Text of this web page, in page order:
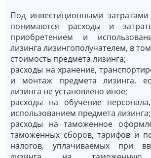
Под инвестиционными затратами
понимаются расходы и
приобретением и
лизинга лизингополучателем, в
стоимость предмета лизинга;
расходы на хранение,
и монтаж предмета лизинга,
лизинга не установлено иное;
расходы на обучение
использованием предмета лизинга;
расходы на таможенное
таможенных сборов, тарифов и
налогов, уплачиваемых при